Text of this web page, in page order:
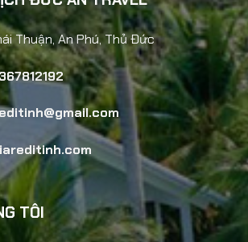
Thuận, An Phú, Thủ Đức
TÔI